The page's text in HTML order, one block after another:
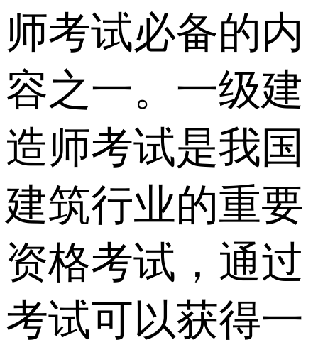
师考试必备的内
容之一。一级建
造师考试是我国
建筑行业的重要
资格考试，通过
考试可以获得一